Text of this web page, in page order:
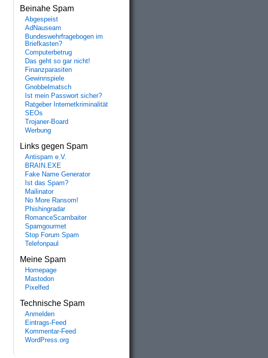
Beinahe Spam
Abgespeist
AdNauseam
Bundeswehrfragebogen im
Briefkasten?
Computerbetrug
Das geht so gar nicht!
Finanzparasiten
Gewinnspiele
Gnobbelmatsch
Ist mein Passwort sicher?
Ratgeber Internetkriminalität
SEOs
Trojaner-Board
Werbung
Links gegen Spam
Antispam e.V.
BRAIN.EXE
Fake Name Generator
Ist das Spam?
Mailinator
No More Ransom!
Phishingradar
RomanceScambaiter
Spamgourmet
Stop Forum Spam
Telefonpaul
Meine Spam
Homepage
Mastodon
Pixelfed
Technische Spam
Anmelden
Eintrags-Feed
Kommentar-Feed
WordPress.org